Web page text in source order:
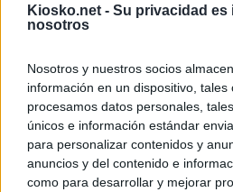
Kiosko.net - Su privacidad es
nosotros
Nosotros y nuestros socios
información en un dispositivo, tales
procesamos datos personales,
únicos e información estándar
para personalizar contenidos y
anuncios y del contenido e
como para desarrollar y mejorar